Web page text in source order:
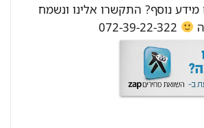
נוסף? התקשרו אלינו ונשמח
072-39-22-322